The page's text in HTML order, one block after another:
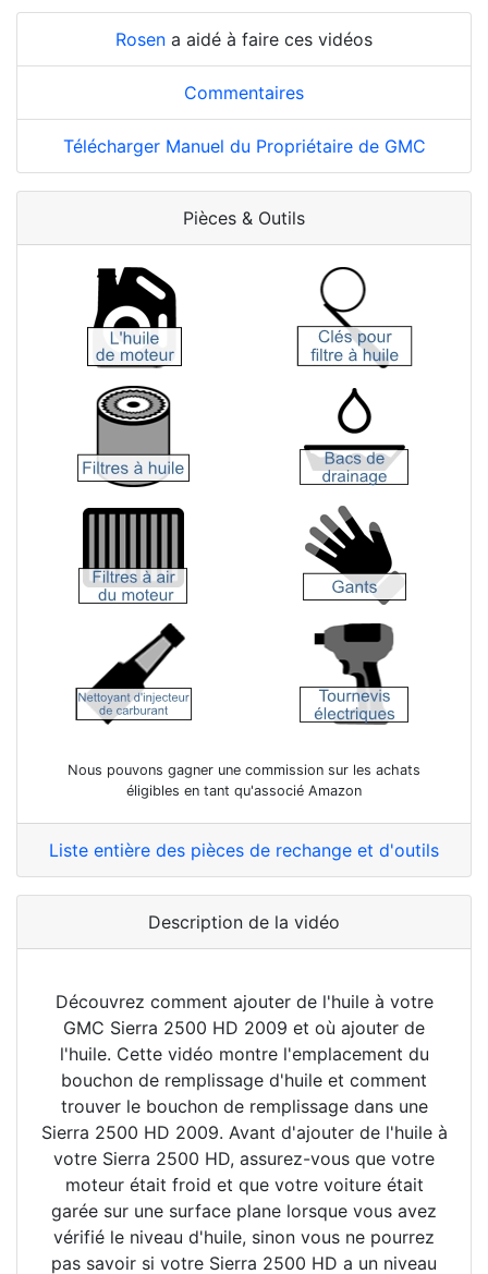
Rosen a aidé à faire ces vidéos
Commentaires
Télécharger Manuel du Propriétaire de GMC
Pièces & Outils
Nous pouvons gagner une commission sur les achats
éligibles en tant qu'associé Amazon
Liste entière des pièces de rechange et d'outils
Description de la vidéo
Découvrez comment ajouter de l'huile à votre
GMC Sierra 2500 HD 2009 et où ajouter de
l'huile. Cette vidéo montre l'emplacement du
bouchon de remplissage d'huile et comment
trouver le bouchon de remplissage dans une
Sierra 2500 HD 2009. Avant d'ajouter de l'huile à
votre Sierra 2500 HD, assurez-vous que votre
moteur était froid et que votre voiture était
garée sur une surface plane lorsque vous avez
vérifié le niveau d'huile, sinon vous ne pourrez
pas savoir si votre Sierra 2500 HD a un niveau